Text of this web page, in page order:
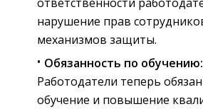
нарушение прав
механизмов защиты.
Обязанность по обучению:
Работодатели теперь
обучение и повышение